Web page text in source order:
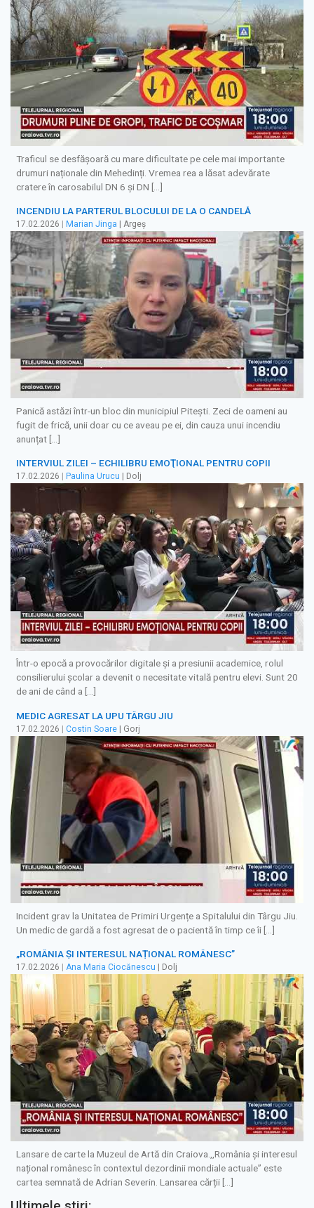
Traficul se desfăşoară cu mare dificultate pe cele mai importante
drumuri naționale din Mehedinți. Vremea rea a lăsat adevărate
cratere în carosabilul DN 6 și DN […]
INCENDIU LA PARTERUL BLOCULUI DE LA O CANDELĂ
17.02.2026 Marian Jinga | Argeș
Panică astăzi într-un bloc din municipiul Pitești. Zeci de oameni au
fugit de frică, unii doar cu ce aveau pe ei, din cauza unui incendiu
anunțat […]
INTERVIUL ZILEI – ECHILIBRU EMOŢIONAL PENTRU COPII
17.02.2026 Paulina Urucu | Dolj
Într-o epocă a provocărilor digitale și a presiunii academice, rolul
consilierului școlar a devenit o necesitate vitală pentru elevi. Sunt 20
de ani de când a […]
MEDIC AGRESAT LA UPU TÂRGU JIU
17.02.2026 | Costin Soare | Gorj
Incident grav la Unitatea de Primiri Urgențe a Spitalului din Târgu Jiu.
Un medic de gardă a fost agresat de o pacientă în timp ce îi […]
„ROMÂNIA ȘI INTERESUL NAȚIONAL ROMÂNESC”
17.02.2026 Ana Maria Ciocănescu | Dolj
Lansare de carte la Muzeul de Artă din Craiova.,,România și interesul
național românesc în contextul dezordinii mondiale actuale” este
cartea semnată de Adrian Severin. Lansarea cărții […]